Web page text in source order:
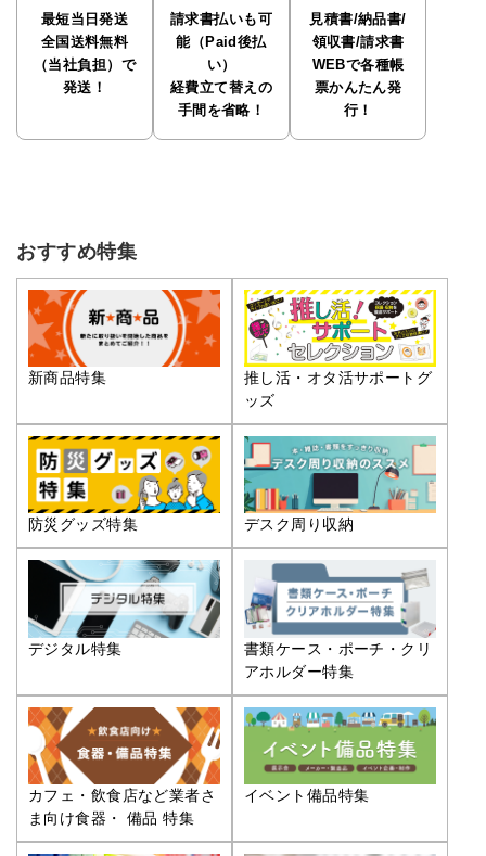
最短当日発送
全国送料無料
（当社負担）で
発送！
請求書払いも可
能（Paid後払
い）
経費立て替えの
手間を省略！
見積書/納品書/
領収書/請求書
WEBで各種帳
票かんたん発
行！
おすすめ特集
新商品特集
推し活・オタ活サポートグ
ッズ
防災グッズ特集 デスク周り収納
デジタル特集
書類ケース・ポーチ・クリ
アホルダー特集
カフェ・飲食店など業者さ
ま向け食器・ 備品 特集
イベント備品特集